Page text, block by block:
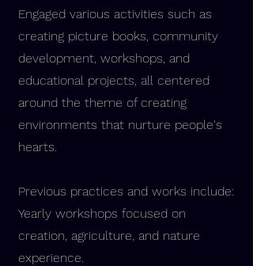
Engaged various activities such as
creating picture books, community
development, workshops, and
educational projects, all centered
around the theme of creating
environments that nurture people's
hearts.
Previous practices and works include:
Yearly workshops focused on
creation, agriculture, and nature
experience.